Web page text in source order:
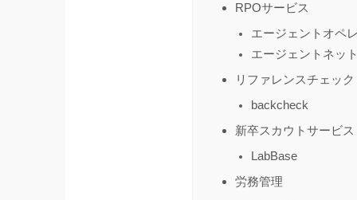
RPOサービス
エージェントオペ
エージェントネッ
リファレンスチェック
backcheck
新卒スカウトサービス
LabBase
労務管理